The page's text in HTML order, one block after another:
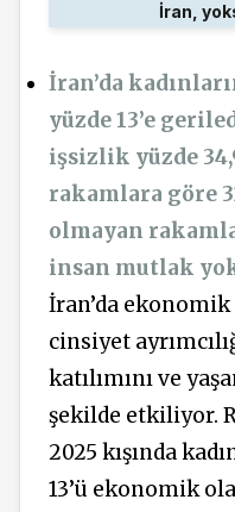
İran,
İran’da
yüzde 13’e
işsizlik yüzde
rakamlara göre
olmayan
insan mutlak
İran’da
cinsiyet
katılımını ve
şekilde etkiliyor.
2025 kışında
13’ü ekonomik